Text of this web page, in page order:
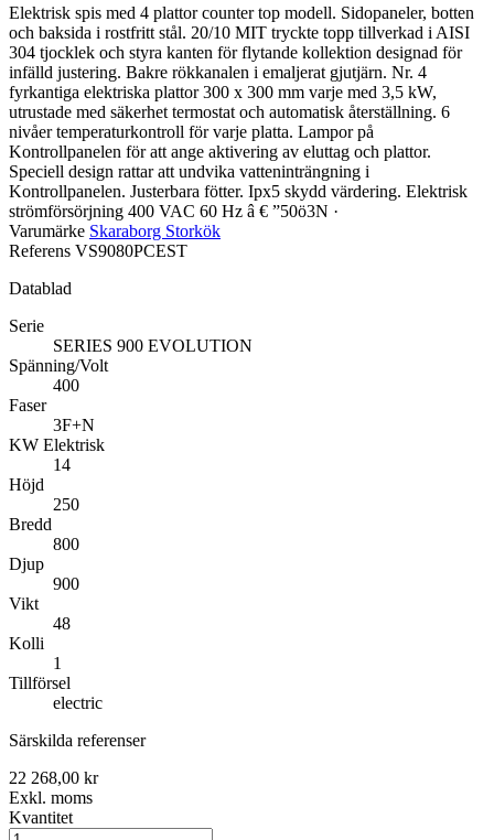
Elektrisk spis med 4 plattor counter top modell. Sidopaneler, botten
och baksida i rostfritt stål. 20/10 MIT tryckte topp tillverkad i AISI
304 tjocklek och styra kanten för flytande kollektion designad för
infälld justering. Bakre rökkanalen i emaljerat gjutjärn. Nr. 4
fyrkantiga elektriska plattor 300 x 300 mm varje med 3,5 kW,
utrustade med säkerhet termostat och automatisk återställning. 6
nivåer temperaturkontroll för varje platta. Lampor på
Kontrollpanelen för att ange aktivering av eluttag och plattor.
Speciell design rattar att undvika vatteninträngning i
Kontrollpanelen. Justerbara fötter. Ipx5 skydd värdering. Elektrisk
strömförsörjning 400 VAC 60 Hz â € ”50ö3N ·
Varumärke Skaraborg Storkök
Referens VS9080PCEST
Datablad
Serie
SERIES 900 EVOLUTION
Spänning/Volt
400
Faser
3F+N
KW Elektrisk
14
Höjd
250
Bredd
800
Djup
900
Vikt
48
Kolli
1
Tillförsel
electric
Särskilda referenser
22 268,00 kr
Exkl. moms
Kvantitet